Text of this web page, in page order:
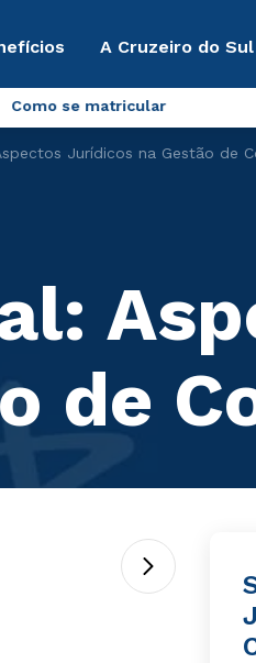
A Cruzeiro do
Como se matricular
Jurídicos na Gestão de
de